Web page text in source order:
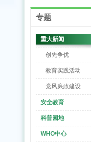
专题
重大新闻
创先争优
教育实践活动
党风廉政建设
安全教育
科普园地
WHO中心